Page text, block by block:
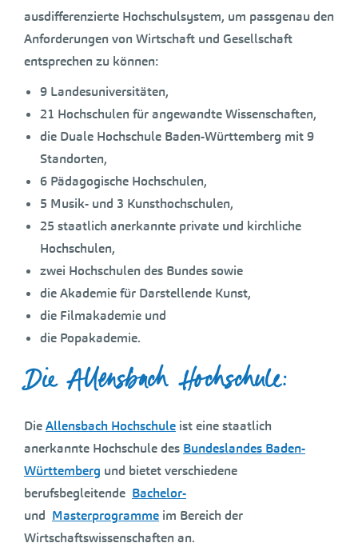
ausdifferenzierte Hochschulsystem, um passgenau den
Anforderungen von Wirtschaft und Gesellschaft
entsprechen zu können:
9 Landesuniversitäten,
21 Hochschulen für angewandte Wissenschaften,
die Duale Hochschule Baden-Württemberg mit 9
Standorten,
6 Pädagogische Hochschulen,
5 Musik- und 3 Kunsthochschulen,
25 staatlich anerkannte private und kirchliche
Hochschulen,
zwei Hochschulen des Bundes sowie
die Akademie für Darstellende Kunst,
die Filmakademie und
die Popakademie.
Die Allensbach Hochschule:
DieAllensbach Hochschule ist eine staatlich
anerkannte Hochschule des Bundeslandes Baden-
Württemberg und bietet verschiedene
berufsbegleitende Bachelor-
und Masterprogramme im Bereich der
Wirtschaftswissenschaften an.